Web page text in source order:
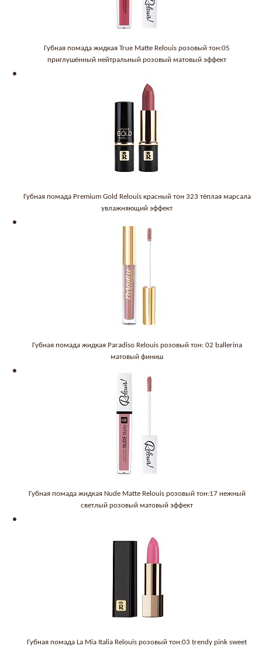
Губная помада жидкая True Matte Relouis розовый тон:05
приглушённый нейтральный розовый матовый эффект
Губная помада Premium Gold Relouis красный тон 323 тёплая марсала
увлажняющий эффект
Губная помада жидкая Paradiso Relouis розовый тон: 02 ballerina
матовый финиш
Губная помада жидкая Nude Matte Relouis розовый тон:17 нежный
светлый розовый матовый эффект
Губная помада La Mia Italia Relouis розовый тон:03 trendy pink sweet